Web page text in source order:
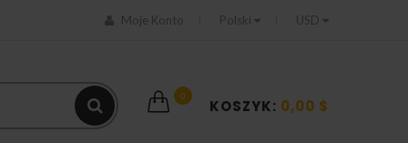
Moje Konto Polski USD
0
KOSZYK: 0,00 $